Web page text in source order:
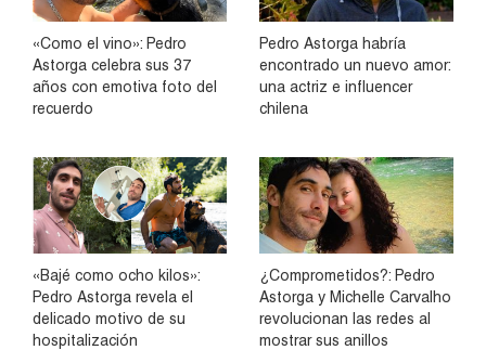
«Como el vino»: Pedro
Astorga celebra sus 37
años con emotiva foto del
recuerdo
Pedro Astorga habría
encontrado un nuevo amor:
una actriz e influencer
chilena
«Bajé como ocho kilos»:
Pedro Astorga revela el
delicado motivo de su
hospitalización
¿Comprometidos?: Pedro
Astorga y Michelle Carvalho
revolucionan las redes al
mostrar sus anillos